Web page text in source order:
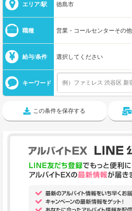
エリア/駅 徳島市
職種 営業・コールセンターその他
給与/条件 選択してください
キーワード
この条件を保存する